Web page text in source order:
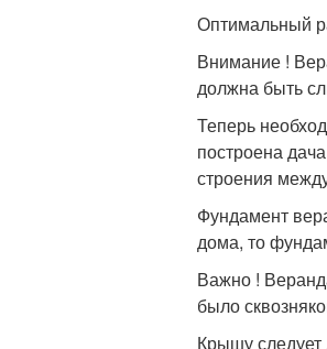
Оптимальный
Внимание !
должна быть
Теперь
построена
строения
Фундамент
дома, то
Важно !
было
Крышу следует